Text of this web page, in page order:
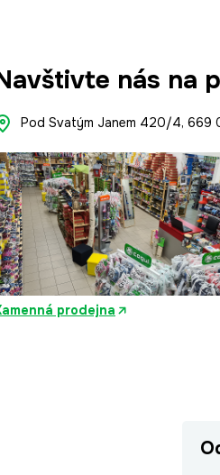
nás na
Pod Svatým Janem 420/4, 669
prodejna